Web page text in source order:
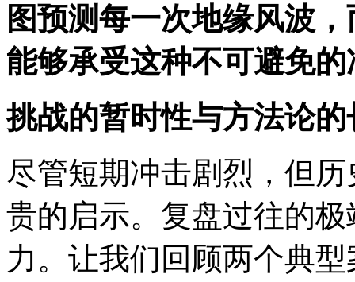
图预测每一次地缘风波
能够承受这种不可避免的
挑战的暂时性与方法论
尽管短期冲击剧烈，但
贵的启示。复盘过往的
力。让我们回顾两个典